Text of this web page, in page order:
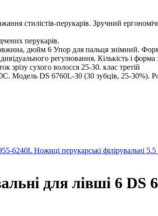
стилістів-перукарів. Зручний
перукарів.
дюйм 6 Упор для пальця знімний.
регулювання. Кількість і
зрізу сухого волосся 25-30. клас третій
Модель DS 6760L-30 (30 зубців, 25-30%).
6240L Ножиці перукарські філірувальні
для лівші 6 DS